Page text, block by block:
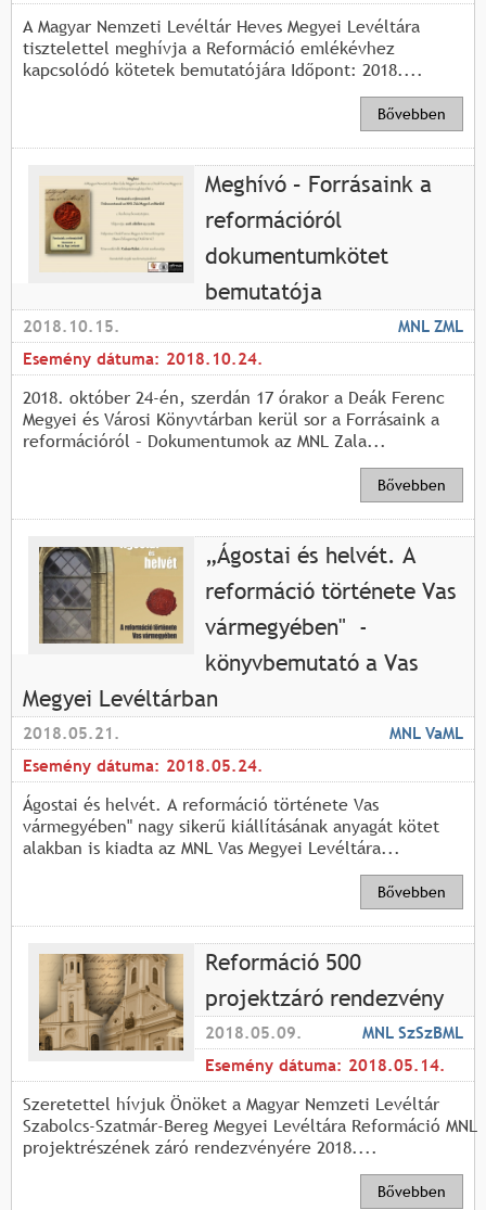
A Magyar Nemzeti Levéltár Heves Megyei Levéltára
tisztelettel meghívja a Reformáció emlékévhez
kapcsolódó kötetek bemutatójára Időpont: 2018....
Bővebben
Meghívó – Forrásaink a
reformációról
dokumentumkötet
bemutatója
2018.10.15.
MNL ZML
Esemény dátuma: 2018.10.24.
2018. október 24-én, szerdán 17 órakor a Deák Ferenc
Megyei és Városi Könyvtárban kerül sor a Forrásaink a
reformációról – Dokumentumok az MNL Zala...
Bővebben
„Ágostai és helvét. A
reformáció története Vas
vármegyében" -
könyvbemutató a Vas
Megyei Levéltárban
2018.05.21.
MNL VaML
Esemény dátuma: 2018.05.24.
Ágostai és helvét. A reformáció története Vas
vármegyében" nagy sikerű kiállításának anyagát kötet
alakban is kiadta az MNL Vas Megyei Levéltára...
Bővebben
Reformáció 500
projektzáró rendezvény
2018.05.09.
MNL SzSzBML
Esemény dátuma: 2018.05.14.
Szeretettel hívjuk Önöket a Magyar Nemzeti Levéltár
Szabolcs-Szatmár-Bereg Megyei Levéltára Reformáció MNL
projektrészének záró rendezvényére 2018....
Bővebben